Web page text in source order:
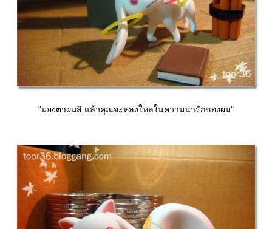
"มองตาผมสิ แล้วคุณจะหลงใหลในความน่ารักของผม"